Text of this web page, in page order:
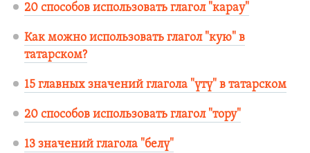
20 способов использовать глагол "карау"
Как можно использовать глагол "кую" в
татарском?
15 главных значений глагола "үтү" в татарском
20 способов использовать глагол "тору"
13 значений глагола "белү"